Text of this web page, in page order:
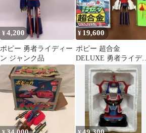
¥4,200
ポピー 勇者ライディー
ン ジャンク品
¥ 19,600
ポピー 超合金
DELUXE 勇者ライディ
ーン